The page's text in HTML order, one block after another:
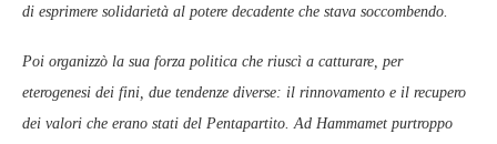
di esprimere solidarietà al potere decadente che stava soccombendo.
Poi organizzò la sua forza politica che riuscì a catturare, per
eterogenesi dei fini, due tendenze diverse: il rinnovamento e il recupero
dei valori che erano stati del Pentapartito. Ad Hammamet purtroppo